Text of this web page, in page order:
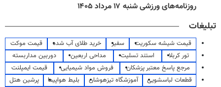
روزنامه‌های ورزشی شنبه ۱۷ مرداد ۱۴۰۵
تبلیغات
قیمت شیشه سکوریت سفیر خرید طلای آب شده
قیمت موکت
تور کربلا
استند تسلیت مداحی اربعین
دوربین مداربسته
مرجع پاسخ معتبر پزشکان
فروش مواد شیمیایی
قیمت ایمپلنت
قطعات لباسشویی
آموزشگاه تیزهوشان بلیط هواپیما
پرشین هتل